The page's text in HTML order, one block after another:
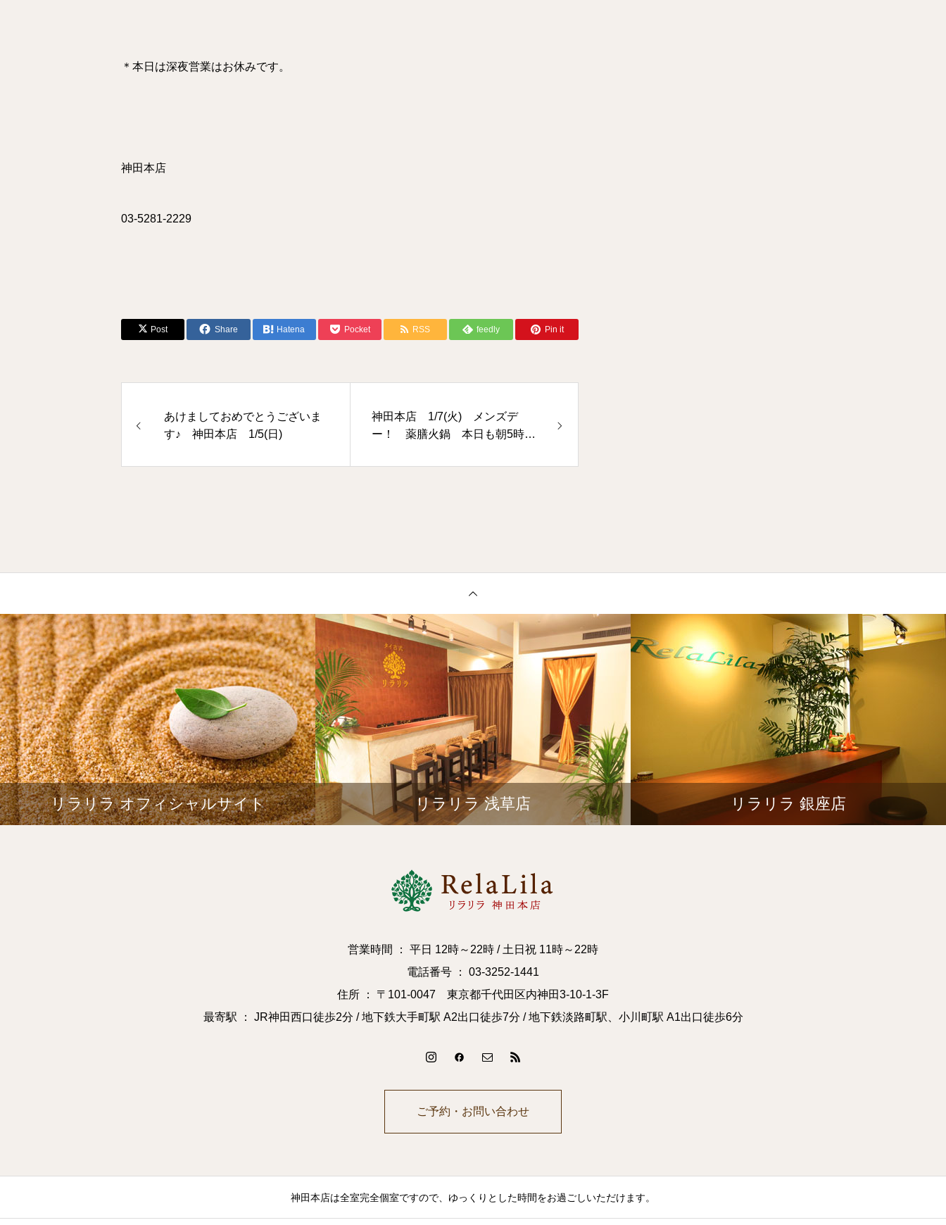
＊本日は深夜営業はお休みです。
神田本店
03-5281-2229
Post Share Hatena Pocket RSS feedly Pin it
あけましておめでとうございま
す♪ 神田本店 1/5(日)
神田本店 1/7(火) メンズデ
ー！ 薬膳火鍋 本日も朝5時ま
リラリラ オフィシャルサイト リラリラ 浅草店 リラリラ 銀座店
営業時間 ： 平日 12時～22時 / 土日祝 11時～22時
電話番号 ： 03-3252-1441
住所 ： 〒101-0047 東京都千代田区内神田3-10-1-3F
最寄駅 ： JR神田西口徒歩2分 / 地下鉄大手町駅 A2出口徒歩7分 / 地下鉄淡路町駅、小川町駅 A1出口徒歩6分
ご予約・お問い合わせ
神田本店は全室完全個室ですので、ゆっくりとした時間をお過ごしいただけます。